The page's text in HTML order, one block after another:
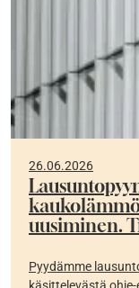
26.06.2026
uusiminen.
Pyydämme
käsittelevästä